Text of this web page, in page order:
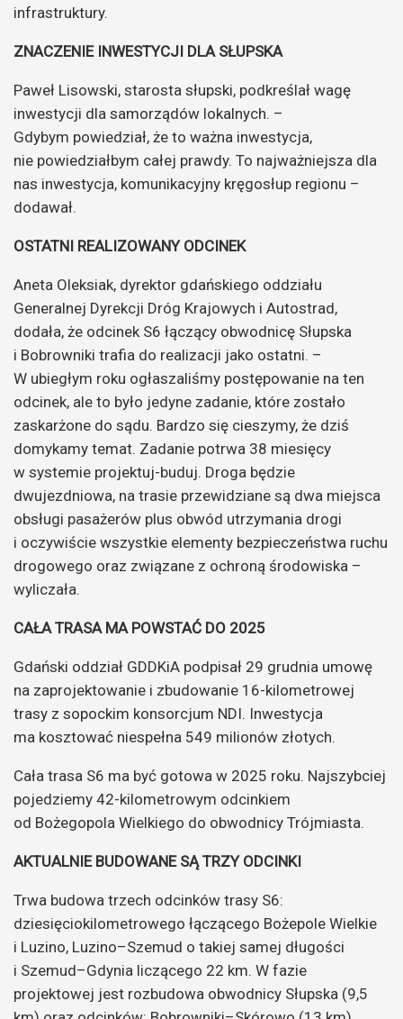
infrastruktury.
ZNACZENIE INWESTYCJI DLA SŁUPSKA
Paweł Lisowski, starosta słupski, podkreślał wagę
inwestycji dla samorządów lokalnych. –
Gdybym powiedział, że to ważna inwestycja,
nie powiedziałbym całej prawdy. To najważniejsza dla
nas inwestycja, komunikacyjny kręgosłup regionu –
dodawał.
OSTATNI REALIZOWANY ODCINEK
Aneta Oleksiak, dyrektor gdańskiego oddziału
Generalnej Dyrekcji Dróg Krajowych i Autostrad,
dodała, że odcinek S6 łączący obwodnicę Słupska
i Bobrowniki trafia do realizacji jako ostatni. –
W ubiegłym roku ogłaszaliśmy postępowanie na ten
odcinek, ale to było jedyne zadanie, które zostało
zaskarżone do sądu. Bardzo się cieszymy, że dziś
domykamy temat. Zadanie potrwa 38 miesięcy
w systemie projektuj-buduj. Droga będzie
dwujezdniowa, na trasie przewidziane są dwa miejsca
obsługi pasażerów plus obwód utrzymania drogi
i oczywiście wszystkie elementy bezpieczeństwa ruchu
drogowego oraz związane z ochroną środowiska –
wyliczała.
CAŁA TRASA MA POWSTAĆ DO 2025
Gdański oddział GDDKiA podpisał 29 grudnia umowę
na zaprojektowanie i zbudowanie 16-kilometrowej
trasy z sopockim konsorcjum NDI. Inwestycja
ma kosztować niespełna 549 milionów złotych.
Cała trasa S6 ma być gotowa w 2025 roku. Najszybciej
pojedziemy 42-kilometrowym odcinkiem
od Bożegopola Wielkiego do obwodnicy Trójmiasta.
AKTUALNIE BUDOWANE SĄ TRZY ODCINKI
Trwa budowa trzech odcinków trasy S6:
dziesięciokilometrowego łączącego Bożepole Wielkie
i Luzino, Luzino–Szemud o takiej samej długości
i Szemud–Gdynia liczącego 22 km. W fazie
projektowej jest rozbudowa obwodnicy Słupska (9,5